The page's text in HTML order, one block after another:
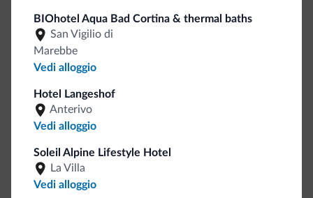
BIOhotel Aqua Bad Cortina & thermal baths
San Vigilio di
Marebbe
Vedi alloggio
Hotel Langeshof
Anterivo
Vedi alloggio
Soleil Alpine Lifestyle Hotel
La Villa
Vedi alloggio
Be Original, scopri la nuova collezione
Ce l'avete chiesto in tanti. Ecco la nuova collezione firmata